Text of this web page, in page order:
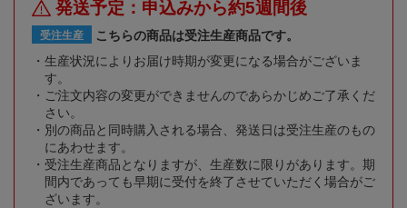
発送予定：申込みから約5週間後
受注生産
こちらの商品は受注生産商品です。
生産状況によりお届け時期が変更になる場合がございま
す。
ご注文内容の変更ができませんのであらかじめご了承くだ
さい。
別の商品と同時購入される場合、発送日は受注生産のもの
にあわせます。
受注生産商品となりますが、生産数に限りがあります。期
間内であっても早期に受付を終了させていただく場合がご
ざいます。